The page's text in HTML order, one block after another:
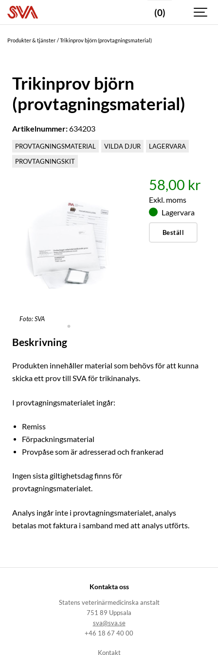
(0)
Produkter & tjänster Trikinprov björn (provtagningsmaterial)
Trikinprov björn
(provtagningsmaterial)
Artikelnummer:634203
PROVTAGNINGSMATERIAL VILDA DJUR
LAGERVARA
PROVTAGNINGSKIT
Foto: SVA
58,00 kr
Exkl. moms
Lagervara
Beställ
Beskrivning
Produkten innehåller material som behövs för att kunna
skicka ett prov till SVA för trikinanalys.
I provtagningsmaterialet ingår:
Remiss
Förpackningsmaterial
Provpåse som är adresserad och frankerad
Ingen sista giltighetsdag finns för
provtagningsmaterialet.
Analys ingår inte i provtagningsmaterialet, analys
betalas mot faktura i samband med att analys utförts.
Kontakta oss
Statens veterinärmedicinska anstalt
751 89 Uppsala
sva@sva.se
+46 18 67 40 00
Kontakt